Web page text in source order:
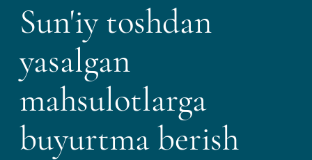
Sun'iy toshdan
yasalgan
mahsulotlarga
buyurtma berish